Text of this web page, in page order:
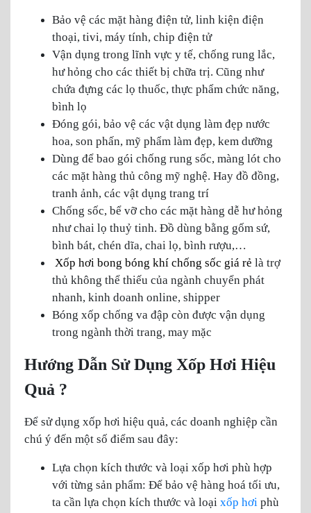
Bảo vệ các mặt hàng điện tử, linh kiện điện
thoại, tivi, máy tính, chip điện tử
Vận dụng trong lĩnh vực y tế, chống rung lắc,
hư hỏng cho các thiết bị chữa trị. Cũng như
chứa đựng các lọ thuốc, thực phẩm chức năng,
bình lọ
Đóng gói, bảo vệ các vật dụng làm đẹp nước
hoa, son phấn, mỹ phẩm làm đẹp, kem dưỡng
Dùng để bao gói chống rung sốc, màng lót cho
các mặt hàng thủ công mỹ nghệ. Hay đồ đồng,
tranh ảnh, các vật dụng trang trí
Chống sốc, bể vỡ cho các mặt hàng dễ hư hỏng
như chai lọ thuỷ tinh. Đồ dùng bằng gốm sứ,
bình bát, chén dĩa, chai lọ, bình rượu,…
Xốp hơi bong bóng khí chống sốc giá rẻ là trợ
thủ không thể thiếu của ngành chuyển phát
nhanh, kinh doanh online, shipper
Bóng xốp chống va đập còn được vận dụng
trong ngành thời trang, may mặc
Hướng Dẫn Sử Dụng Xốp Hơi Hiệu
Quả ?
Để sử dụng xốp hơi hiệu quả, các doanh nghiệp cần
chú ý đến một số điểm sau đây:
Lựa chọn kích thước và loại xốp hơi phù hợp
với từng sản phẩm: Để bảo vệ hàng hoá tối ưu,
ta cần lựa chọn kích thước và loại xốp hơi phù